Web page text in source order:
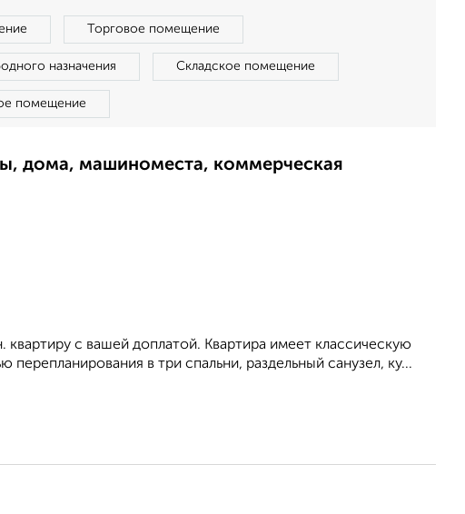
Торговое помещение
назначения Складское помещение
помещение
дома, машиноместа, коммерческая
с вашей доплатой. Квартира имеет классическую
в три спальни, раздельный санузел, ку...